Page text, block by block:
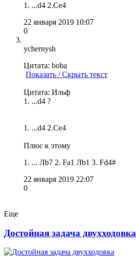
1. ...d4 2.Ce4
22 января 2019 10:07
0
ychernysh
Цитата: boba
Показать / Скрыть текст
Цитата: Ильф
1. ...d4 ?
1. ...d4 2.Ce4
Плюс к этому
1. ... Лb7 2. Fa1 Лb1 3. Fd4#
22 января 2019 22:07
0
Еще
Достойная задача двухходовка